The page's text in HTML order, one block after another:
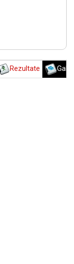
Rezultate